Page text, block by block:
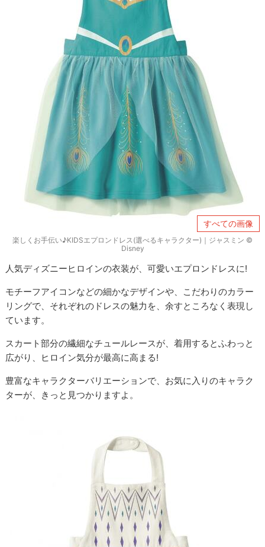
すべての画像
楽しくお手伝い♪KIDSエプロンドレス(選べるキャラクター)｜ジャスミン ©
Disney
人気ディズニーヒロインの衣装が、可愛いエプロンドレスに!
モチーフアイコンなどの細かなデザインや、こだわりのカラー
リングで、それぞれのドレスの魅力を、余すところなく表現し
ています。
スカート部分の繊細なチュールレースが、着用するとふわっと
広がり、ヒロイン気分が最高に高まる!
豊富なキャラクターバリエーションで、お気に入りのキャラク
ターが、きっと見つかりますよ。